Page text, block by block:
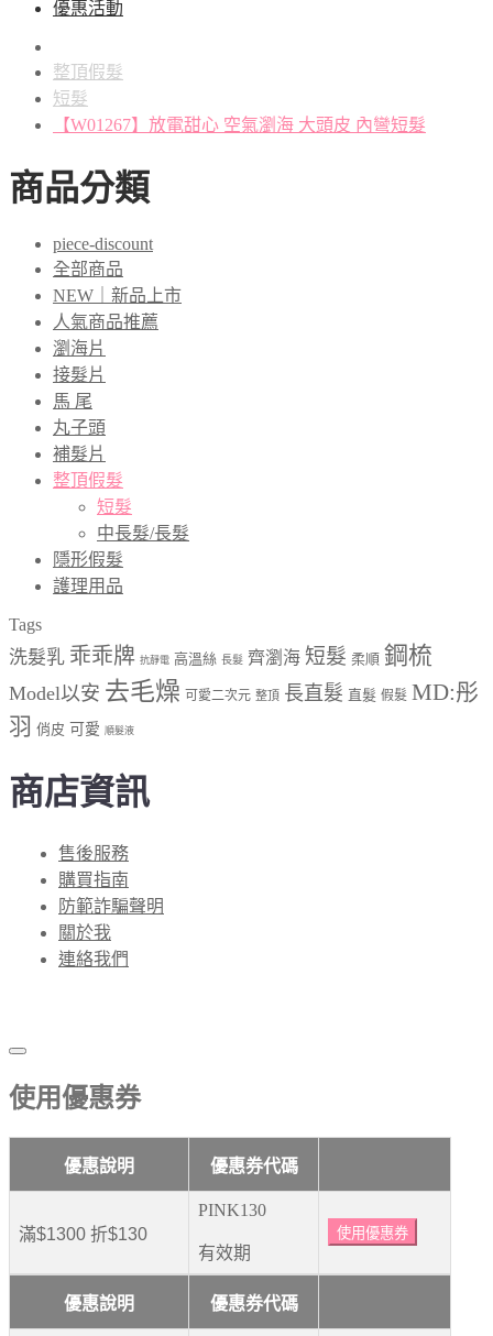
優惠活動
整頂假髮
短髮
【W01267】放電甜心 空氣瀏海 大頭皮 內彎短髮
商品分類
piece-discount
全部商品
NEW｜新品上市
人氣商品推薦
瀏海片
接髮片
馬 尾
丸子頭
補髮片
整頂假髮
短髮
中長髮/長髮
隱形假髮
護理用品
Tags
洗髮乳 乖乖牌 抗靜電 高溫絲 長髮 齊瀏海 短髮 柔順 鋼梳
Model以安 去毛燥 可愛二次元 整頂 長直髮 直髮 假髮 MD:彤
羽 俏皮 可愛 順髮液
商店資訊
售後服務
購買指南
防範詐騙聲明
關於我
連絡我們
使用優惠券
優惠說明 優惠券代碼
滿$1300 折$130
PINK130
有效期
使用優惠券
優惠說明 優惠券代碼